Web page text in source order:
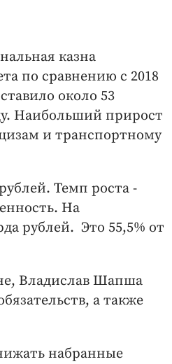
казна
по сравнению с 2018
около 53
Наибольший прирост
и транспортному
Темп роста -
На
рублей. Это 55,5% от
Владислав Шапша
а также
набранные